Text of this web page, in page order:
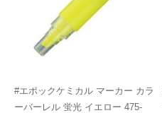
#エポックケミカル マーカー カラ
ーバーレル 蛍光 イエロー 475-